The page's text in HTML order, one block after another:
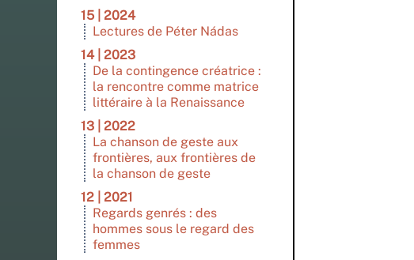
15 | 2024
Lectures de Péter Nádas
14 | 2023
De la contingence créatrice :
la rencontre comme matrice
littéraire à la Renaissance
13 | 2022
La chanson de geste aux
frontières, aux frontières de
la chanson de geste
12 | 2021
Regards genrés : des
hommes sous le regard des
femmes